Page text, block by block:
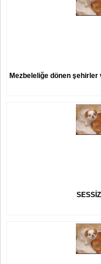
Mezbeleliğe dönen